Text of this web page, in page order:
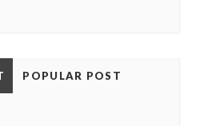
POPULAR POST